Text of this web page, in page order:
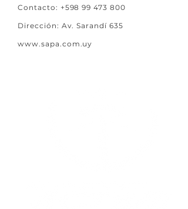
Contacto: +598 99 473 800
Dirección: Av. Sarandí 635
www.sapa.com.uy